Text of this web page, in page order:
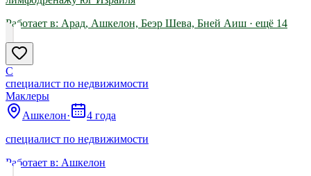
Работает в: Арад, Ашкелон, Беэр Шева, Бней Аиш · ещё 14
С
специалист по недвижимости
Маклеры
Ашкелон·
4 года
специалист по недвижимости
Работает в: Ашкелон